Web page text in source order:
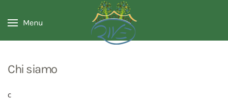
Menu
Chi siamo
c